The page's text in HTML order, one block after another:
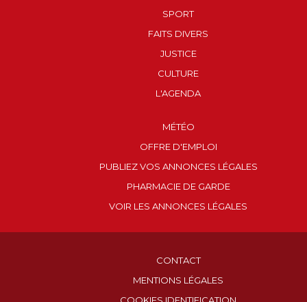
SPORT
FAITS DIVERS
JUSTICE
CULTURE
L'AGENDA
MÉTÉO
OFFRE D'EMPLOI
PUBLIEZ VOS ANNONCES LÉGALES
PHARMACIE DE GARDE
VOIR LES ANNONCES LÉGALES
CONTACT
MENTIONS LÉGALES
COOKIES IDENTIFICATION